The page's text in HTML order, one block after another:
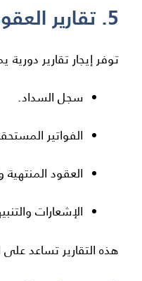
5. تقارير العقود والالتزامات
توفر إيجار تقارير
سجل السداد.
الفواتير
العقود المنتهية
الإشعارات
هذه التقارير تساعد على